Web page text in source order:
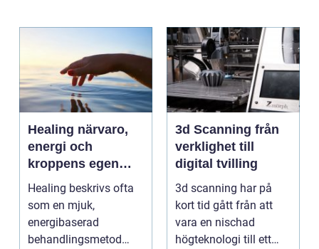
Healing närvaro,
energi och
kroppens egen
förmåga att läka
Healing beskrivs ofta
som en mjuk,
energibaserad
behandlingsmetod
3d Scanning från
verklighet till
digital tvilling
3d scanning har på
kort tid gått från att
vara en nischad
högteknologi till ett